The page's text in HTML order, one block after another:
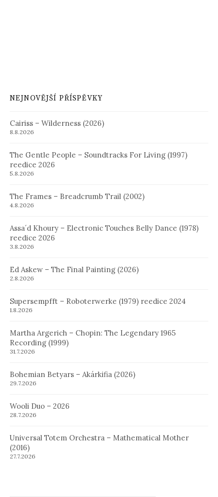
NEJNOVĚJŠÍ PŘÍSPĚVKY
Cairiss – Wilderness (2026)
8.8.2026
The Gentle People – Soundtracks For Living (1997)
reedice 2026
5.8.2026
The Frames – Breadcrumb Trail (2002)
4.8.2026
Assa´d Khoury – Electronic Touches Belly Dance (1978)
reedice 2026
3.8.2026
Ed Askew – The Final Painting (2026)
2.8.2026
Supersempfft – Roboterwerke (1979) reedice 2024
1.8.2026
Martha Argerich – Chopin: The Legendary 1965
Recording (1999)
31.7.2026
Bohemian Betyars – Akárkifia (2026)
29.7.2026
Wooli Duo – 2026
28.7.2026
Universal Totem Orchestra – Mathematical Mother
(2016)
27.7.2026